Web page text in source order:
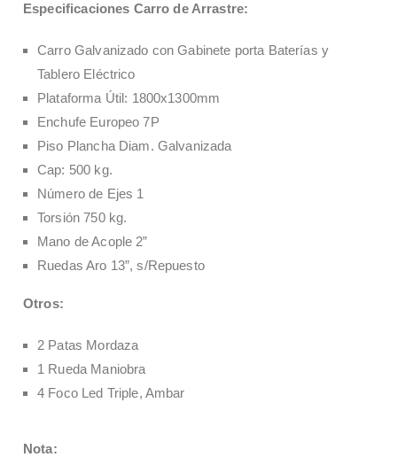
Especificaciones Carro de Arrastre:
Carro Galvanizado con Gabinete porta Baterías y
Tablero Eléctrico
Plataforma Útil: 1800x1300mm
Enchufe Europeo 7P
Piso Plancha Diam. Galvanizada
Cap: 500 kg.
Número de Ejes 1
Torsión 750 kg.
Mano de Acople 2”
Ruedas Aro 13”, s/Repuesto
Otros:
2 Patas Mordaza
1 Rueda Maniobra
4 Foco Led Triple, Ambar
Nota: